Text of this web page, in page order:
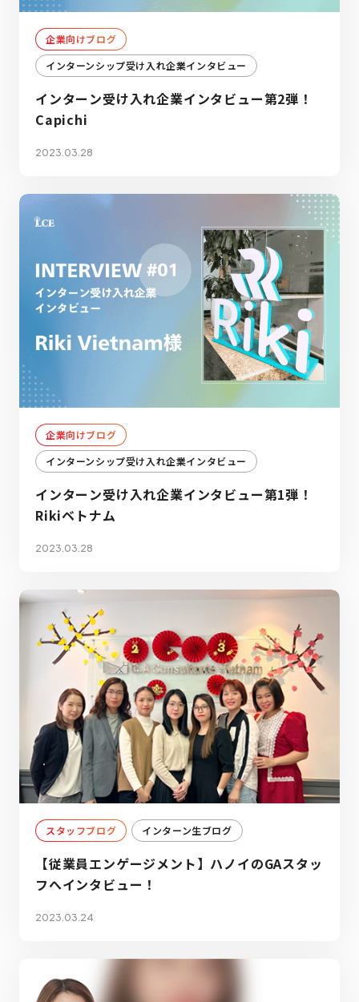
企業向けブログ
インターンシップ受け入れ企業インタビュー
インターン受け入れ企業インタビュー第2弾！
Capichi
2023.03.28
企業向けブログ
インターンシップ受け入れ企業インタビュー
インターン受け入れ企業インタビュー第1弾！
Rikiベトナム
2023.03.28
スタッフブログ インターン生ブログ
【従業員エンゲージメント】ハノイのGAスタッ
フへインタビュー！
2023.03.24